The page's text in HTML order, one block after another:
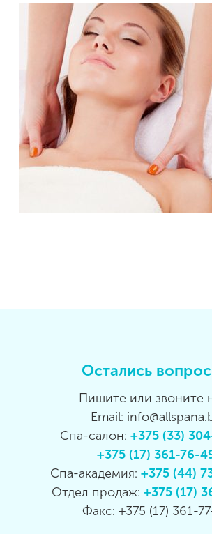
Остались
Пишите или звоните
Email:
Спа-салон:+375 (33)
+375 (17) 361-76-
Спа-академия: +375 (44)
Отдел продаж: +375 (17)
Факс: +375 (17) 361-